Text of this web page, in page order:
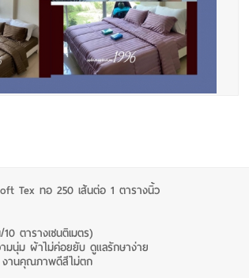
Tex ทอ 250 เส้นต่อ 1 ตารางนิ้ว
ตารางเซนติเมตร)
มนุ่ม ผ้าไม่ค่อยยับ ดูแลรักษาง่าย
งานคุณภาพดีสีไม่ตก